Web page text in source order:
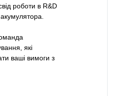
роботи в R&D
які
ваші вимоги з